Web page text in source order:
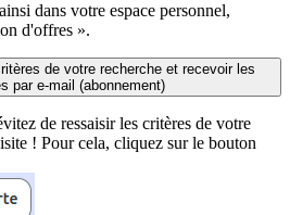
dans votre espace personnel,
d'offres ».
de votre recherche et recevoir les
par e-mail (abonnement)
de ressaisir les critères de votre
! Pour cela, cliquez sur le bouton